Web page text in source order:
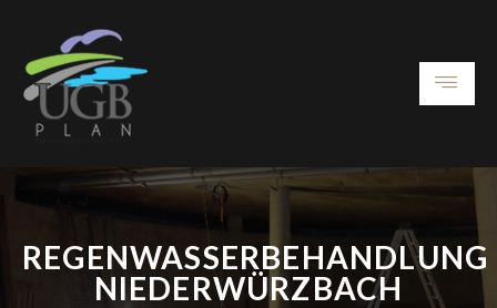
REGENWASSERBEHANDLUNG
NIEDERWÜRZBACH